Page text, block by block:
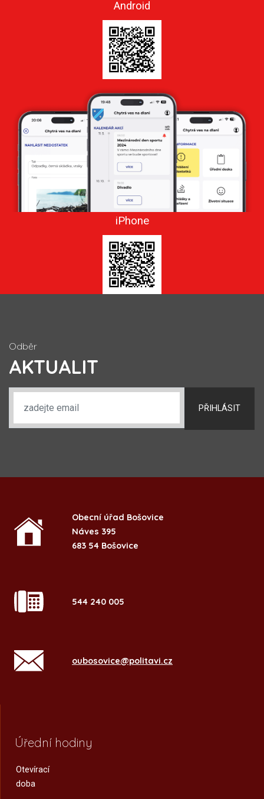
Android
iPhone
Odběr
AKTUALIT
PŘIHLÁSIT
Obecní úřad Bošovice
Náves 395
683 54 Bošovice
544 240 005
oubosovice@politavi.cz
Úřední hodiny
Otevírací
doba